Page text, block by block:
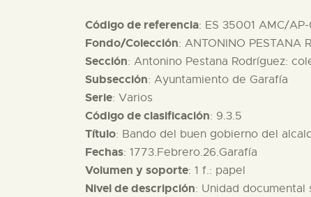
Código de referencia: ES 35001 AMC/
Fondo/Colección: ANTONINO PESTANA
Sección: Antonino Pestana Rodríguez:
Subsección: Ayuntamiento de Garafía
Serie: Varios
Código de clasificación: 9.3.5
Título: Bando del buen gobierno del
Fechas: 1773.Febrero.26.Garafía
Volumen y soporte: 1 f.: papel
Nivel de descripción: Unidad documental